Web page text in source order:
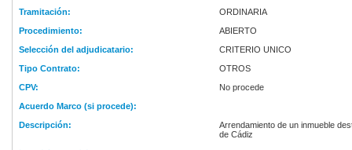
Tramitación:
ORDINARIA
Procedimiento:
ABIERTO
Selección del adjudicatario:
CRITERIO UNICO
Tipo Contrato:
OTROS
CPV:
No procede
Acuerdo Marco (si procede):
Descripción:
Arrendamiento de un inmueble
de Cádiz